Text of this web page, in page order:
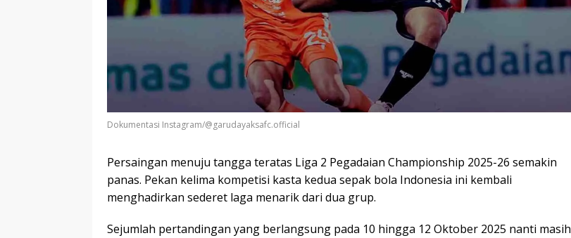
Dokumentasi Instagram/@garudayaksafc.official
Persaingan menuju tangga teratas Liga 2 Pegadaian Championship 2025-26 semakin
panas. Pekan kelima kompetisi kasta kedua sepak bola Indonesia ini kembali
menghadirkan sederet laga menarik dari dua grup.
Sejumlah pertandingan yang berlangsung pada 10 hingga 12 Oktober 2025 nanti masih